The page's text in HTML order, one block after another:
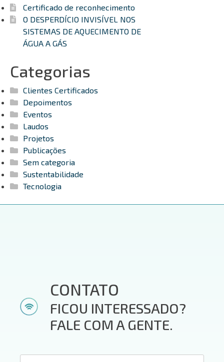
Certificado de reconhecimento
O DESPERDÍCIO INVISÍVEL NOS
SISTEMAS DE AQUECIMENTO DE
ÁGUA A GÁS
Categorias
Clientes Certificados
Depoimentos
Eventos
Laudos
Projetos
Publicações
Sem categoria
Sustentabilidade
Tecnologia
CONTATO
FICOU INTERESSADO?
FALE COM A GENTE.